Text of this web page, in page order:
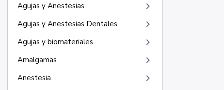
Agujas y Anestesias keyboard_arrow_right
Agujas y Anestesias Dentales keyboard_arrow_right
Agujas y biomateriales keyboard_arrow_right
Amalgamas keyboard_arrow_right
Anestesia keyboard_arrow_right